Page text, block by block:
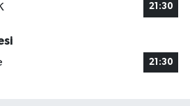
21:30
21:30